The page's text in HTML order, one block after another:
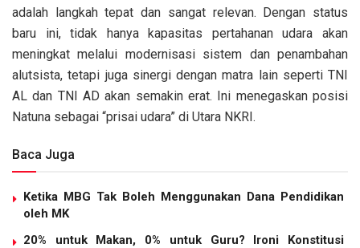
adalah langkah tepat dan sangat relevan. Dengan status
baru ini, tidak hanya kapasitas pertahanan udara akan
meningkat melalui modernisasi sistem dan penambahan
alutsista, tetapi juga sinergi dengan matra lain seperti TNI
AL dan TNI AD akan semakin erat. Ini menegaskan posisi
Natuna sebagai “prisai udara” di Utara NKRI.
Baca Juga
Ketika MBG Tak Boleh Menggunakan Dana Pendidikan
oleh MK
20% untuk Makan, 0% untuk Guru? Ironi Konstitusi